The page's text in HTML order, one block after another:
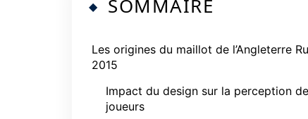
SOMMAIRE
Les origines du maillot de l’Angleterre
2015
Impact du design sur la perception
joueurs